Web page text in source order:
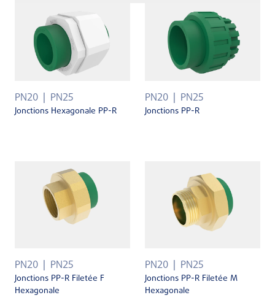
PN20 PN25
Jonctions Hexagonale PP-R
PN20 PN25
Jonctions PP-R
PN20 PN25
Jonctions PP-R Filetée F
Hexagonale
PN20 PN25
Jonctions PP-R Filetée M
Hexagonale